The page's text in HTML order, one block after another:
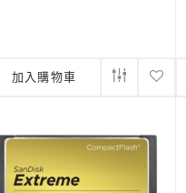
加入購物車